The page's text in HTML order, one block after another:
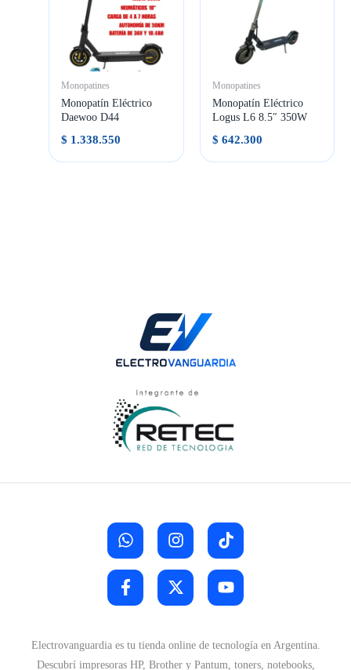
Monopatines
Monopatín Eléctrico
Daewoo D44
$ 1.338.550
Monopatines
Monopatín Eléctrico
Logus L6 8.5″ 350W
$ 642.300
Electrovanguardia es tu tienda online de tecnología en Argentina.
Descubrí impresoras HP, Brother y Pantum, toners, notebooks,